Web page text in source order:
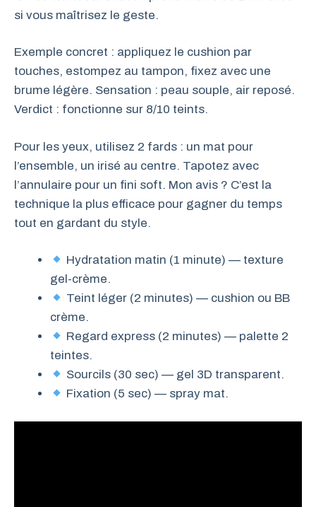
si vous maîtrisez le geste.
Exemple concret : appliquez le cushion par
touches, estompez au tampon, fixez avec une
brume légère. Sensation : peau souple, air reposé.
Verdict : fonctionne sur 8/10 teints.
Pour les yeux, utilisez 2 fards : un mat pour
l’ensemble, un irisé au centre. Tapotez avec
l’annulaire pour un fini soft. Mon avis ? C’est la
technique la plus efficace pour gagner du temps
tout en gardant du style.
Hydratation matin (1 minute) — texture
gel-crème.
Teint léger (2 minutes) — cushion ou BB
crème.
Regard express (2 minutes) — palette 2
teintes.
Sourcils (30 sec) — gel 3D transparent.
Fixation (5 sec) — spray mat.